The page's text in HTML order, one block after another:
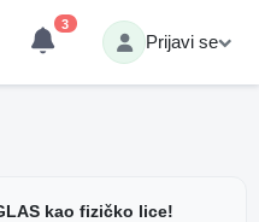
3
Prijavi se
kao fizičko lice!